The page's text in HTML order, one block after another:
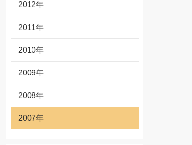
2012年
2011年
2010年
2009年
2008年
2007年